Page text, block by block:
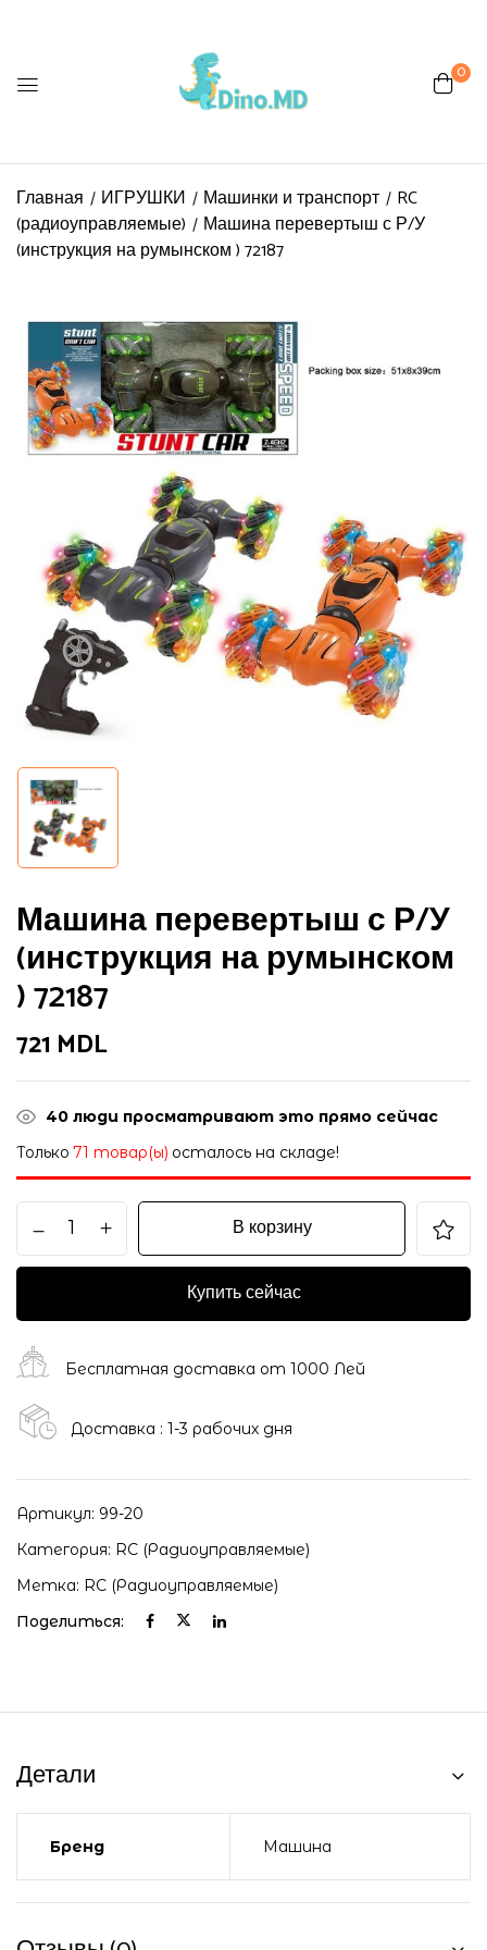
0
Главная ИГРУШКИ Машинки и транспорт
RC
(радиоуправляемые)
Машина перевертыш с Р/У
(инструкция на румынском ) 72187
Машина перевертыш с Р/У
(инструкция на румынском
) 72187
721 MDL
40 люди просматривают это прямо сейчас
Только 71 товар(ы) осталось на складе!
В корзину
Купить сейчас
Бесплатная доставка от 1000 Лей
Доставка : 1-3 рабочих дня
Артикул: 99-20
Категория: RC (радиоуправляемые)
Метка: RC (радиоуправляемые)
Поделиться:
Детали
Бренд Машина